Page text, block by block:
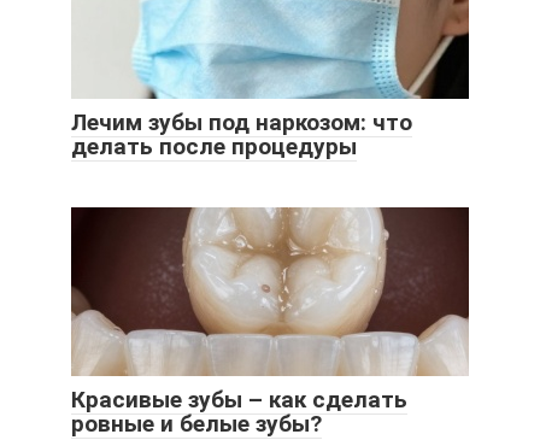
Лечим зубы под наркозом: что
делать после процедуры
Красивые зубы – как сделать
ровные и белые зубы?